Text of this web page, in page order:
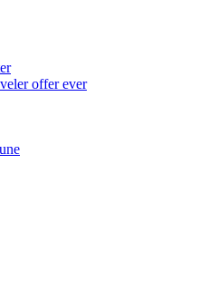
offer ever